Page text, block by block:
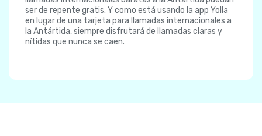
ser de repente gratis. Y como está usando la app Yolla
en lugar de una tarjeta para llamadas internacionales a
la Antártida, siempre disfrutará de llamadas claras y
nítidas que nunca se caen.